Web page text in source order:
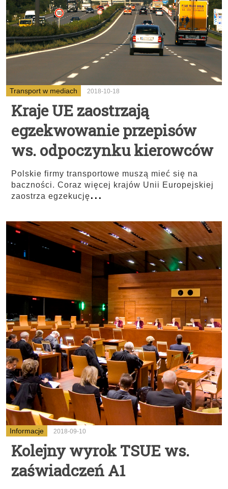
Transport w mediach 2018-10-18
Kraje UE zaostrzają
egzekwowanie przepisów
ws. odpoczynku kierowców
Polskie firmy transportowe muszą mieć się na
baczności. Coraz więcej krajów Unii Europejskiej
zaostrza egzekucję...
Informacje 2018-09-10
Kolejny wyrok TSUE ws.
zaświadczeń A1